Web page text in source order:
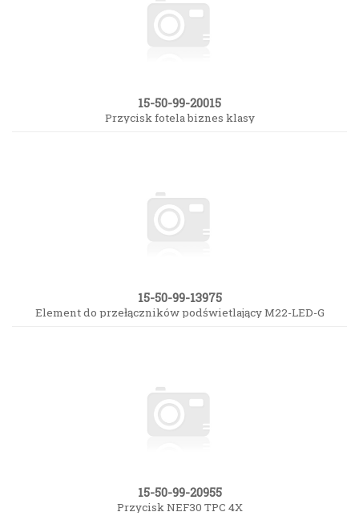
15-50-99-20015
Przycisk fotela biznes klasy
15-50-99-13975
Element do przełączników podświetlający M22-LED-G
15-50-99-20955
Przycisk NEF30 TPC 4X